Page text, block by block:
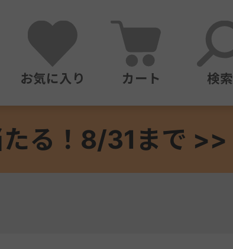
お気に入り カート 検索
る！8/31まで >>